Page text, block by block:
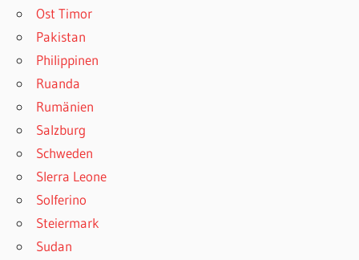
Ost Timor
Pakistan
Philippinen
Ruanda
Rumänien
Salzburg
Schweden
SIerra Leone
Solferino
Steiermark
Sudan